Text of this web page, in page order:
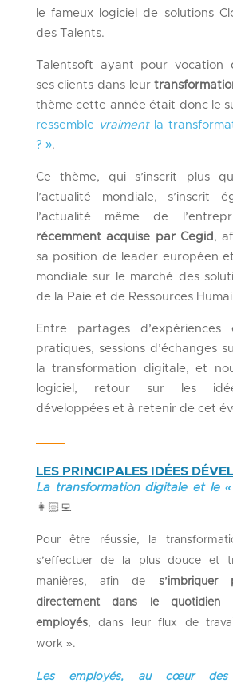
le fameux logiciel de solutions
des Talents.
Talentsoft ayant pour vocation
ses clients dans leur
thème cette année était donc le
ressemble vraiment la
? ».
Ce thème, qui s’inscrit plus
l’actualité mondiale, s’inscrit
l’actualité même de
récemment acquise par Cegid ,
sa position de leader européen
mondiale sur le marché des
de la Paie et de Ressources
Entre partages
pratiques, sessions d’échanges
la transformation digitale, et
logiciel, retour sur les
développées et à retenir de cet
LES PRINCIPALES IDÉES
La transformation digitale et le
👩🏻‍💻
Pour être réussie, la
s’effectuer de la plus douce et
manières, afin de s’imbriquer
directement dans le
employés, dans leur flux de
work ».
Les employés, au cœur des